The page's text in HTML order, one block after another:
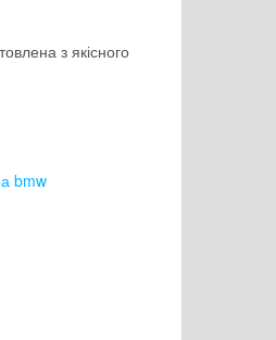
з якісного
bmw